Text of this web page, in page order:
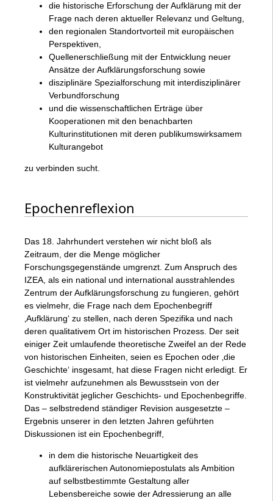
die historische Erforschung der Aufklärung mit der
Frage nach deren aktueller Relevanz und Geltung,
den regionalen Standortvorteil mit europäischen
Perspektiven,
Quellenerschließung mit der Entwicklung neuer
Ansätze der Aufklärungsforschung sowie
disziplinäre Spezialforschung mit interdisziplinärer
Verbundforschung
und die wissenschaftlichen Erträge über
Kooperationen mit den benachbarten
Kulturinstitutionen mit deren publikumswirksamem
Kulturangebot
zu verbinden sucht.
Epochenreflexion
Das 18. Jahrhundert verstehen wir nicht bloß als
Zeitraum, der die Menge möglicher
Forschungsgegenstände umgrenzt. Zum Anspruch des
IZEA, als ein national und international ausstrahlendes
Zentrum der Aufklärungsforschung zu fungieren, gehört
es vielmehr, die Frage nach dem Epochenbegriff
‚Aufklärung‘ zu stellen, nach deren Spezifika und nach
deren qualitativem Ort im historischen Prozess. Der seit
einiger Zeit umlaufende theoretische Zweifel an der Rede
von historischen Einheiten, seien es Epochen oder ‚die
Geschichte‘ insgesamt, hat diese Fragen nicht erledigt. Er
ist vielmehr aufzunehmen als Bewusstsein von der
Konstruktivität jeglicher Geschichts- und Epochenbegriffe.
Das – selbstredend ständiger Revision ausgesetzte –
Ergebnis unserer in den letzten Jahren geführten
Diskussionen ist ein Epochenbegriff,
in dem die historische Neuartigkeit des
aufklärerischen Autonomiepostulats als Ambition
auf selbstbestimmte Gestaltung aller
Lebensbereiche sowie der Adressierung an alle